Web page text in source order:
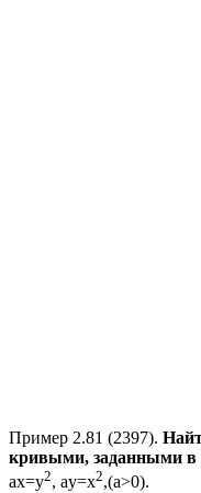
Пример 2.81 (2397).
кривыми, заданными в
ax=y2, ay=x2,(a>0).